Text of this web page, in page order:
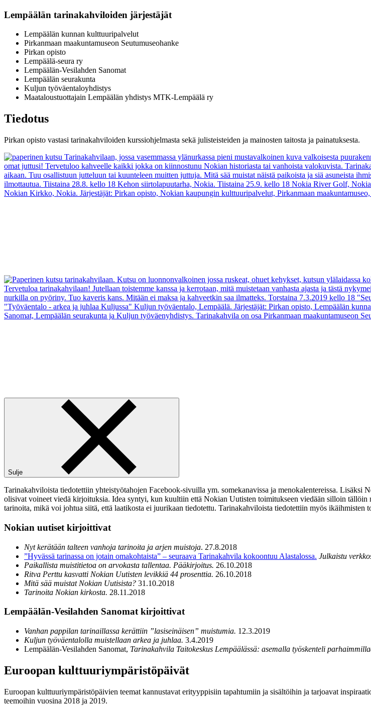
Lempäälän tarinakahviloiden järjestäjät
Lempäälän kunnan kulttuuripalvelut
Pirkanmaan maakuntamuseon Seutumuseohanke
Pirkan opisto
Lempäälä-seura ry
Lempäälän-Vesilahden Sanomat
Lempäälän seurakunta
Kuljun työväentaloyhdistys
Maataloustuottajain Lempäälän yhdistys MTK-Lempäälä ry
Tiedotus
Pirkan opisto vastasi tarinakahviloiden kurssiohjelmasta sekä julisteisteiden ja mainosten taitosta ja painatuksesta.
Sulje
Tarinakahviloista tiedotettiin yhteistyötahojen Facebook-sivuilla ym. somekanavissa ja menokalentereissa. Lisäksi
olisivat voineet viedä kirjoituksia. Idea syntyi, kun kuultiin että Nokian Uutisten toimitukseen viedään silloin
tarinoita, mikä voi johtua siitä, että laatikosta ei juurikaan tiedotettu. Tarinakahviloista tiedotettiin myös ikäihmisten
Nokian uutiset kirjoittivat
Nyt kerätään talteen vanhoja tarinoita ja arjen muistoja. 27.8.2018
”Hyvässä tarinassa on jotain omakohtaista” – seuraava Tarinakahvila kokoontuu Alastalossa. Julkaistu
Paikallista muistitietoa on arvokasta tallentaa. Pääkirjoitus. 26.10.2018
Ritva Perttu kasvatti Nokian Uutisten levikkiä 44 prosenttia. 26.10.2018
Mitä sää muistat Nokian Uutisista? 31.10.2018
Tarinoita Nokian kirkosta. 28.11.2018
Lempäälän-Vesilahden Sanomat kirjoittivat
Vanhan pappilan tarinaillassa kerättiin ”lasiseinäisen” muistumia. 12.3.2019
Kuljun työväentalolla muistellaan arkea ja juhlaa. 3.4.2019
Lempäälän-Vesilahden Sanomat, Tarinakahvila Taitokeskus Lempäälässä: asemalla työskenteli
Euroopan kulttuuriympäristöpäivät
Euroopan kulttuuriympäristöpäivien teemat kannustavat erityyppisiin tapahtumiin ja sisältöihin ja tarjoavat
teemoihin vuosina 2018 ja 2019.